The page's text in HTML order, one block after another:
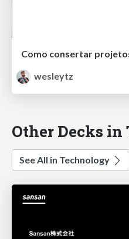
Como consertar
wesleytz
Other Decks
See All in Technology